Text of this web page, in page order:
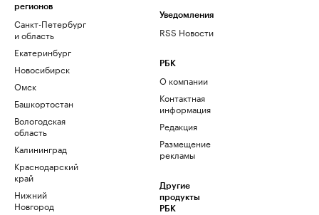
регионов
Санкт-Петербург
и область
Екатеринбург
Новосибирск
Омск
Башкортостан
Вологодская
область
Калининград
Краснодарский
край
Нижний
Новгород
Уведомления
RSS Новости
РБК
О компании
Контактная
информация
Редакция
Размещение
рекламы
Другие
продукты
РБК